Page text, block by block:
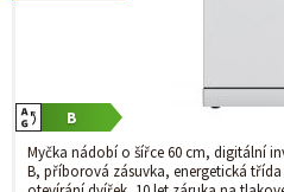
Myčka nádobí o šířce 60 cm, digitální
B, příborová zásuvka, energetická